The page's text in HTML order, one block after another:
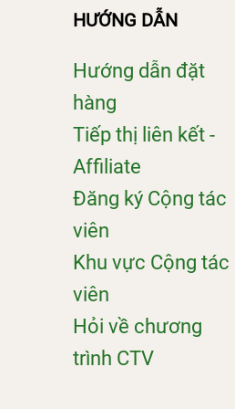
HƯỚNG DẪN
Hướng dẫn đặt
hàng
Tiếp thị liên kết -
Affiliate
Đăng ký Cộng tác
viên
Khu vực Cộng tác
viên
Hỏi về chương
trình CTV